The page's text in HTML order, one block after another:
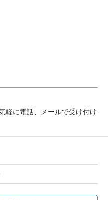
軽に電話、メールで受け付け